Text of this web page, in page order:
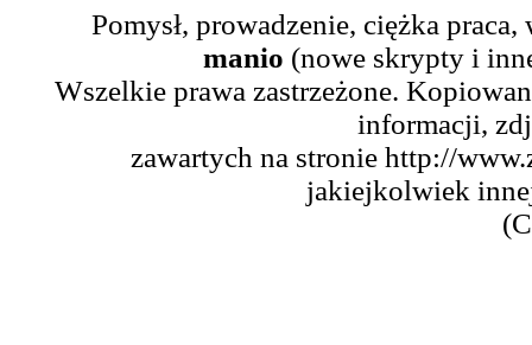
Pomysł, prowadzenie, ciężka
manio (nowe skrypty i
Wszelkie prawa zastrzeżone.
informacji,
zawartych na stronie http://
jakiejkolwiek